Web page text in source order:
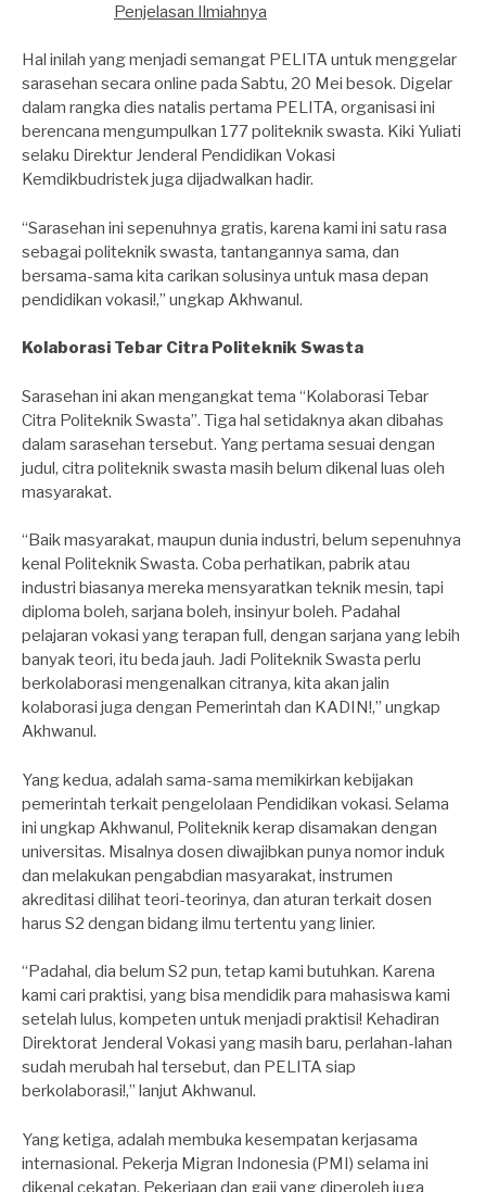
Penjelasan Ilmiahnya
Hal inilah yang menjadi semangat PELITA untuk menggelar
sarasehan secara online pada Sabtu, 20 Mei besok. Digelar
dalam rangka dies natalis pertama PELITA, organisasi ini
berencana mengumpulkan 177 politeknik swasta. Kiki Yuliati
selaku Direktur Jenderal Pendidikan Vokasi
Kemdikbudristek juga dijadwalkan hadir.
“Sarasehan ini sepenuhnya gratis, karena kami ini satu rasa
sebagai politeknik swasta, tantangannya sama, dan
bersama-sama kita carikan solusinya untuk masa depan
pendidikan vokasi!,” ungkap Akhwanul.
Kolaborasi Tebar Citra Politeknik Swasta
Sarasehan ini akan mengangkat tema “Kolaborasi Tebar
Citra Politeknik Swasta”. Tiga hal setidaknya akan dibahas
dalam sarasehan tersebut. Yang pertama sesuai dengan
judul, citra politeknik swasta masih belum dikenal luas oleh
masyarakat.
“Baik masyarakat, maupun dunia industri, belum sepenuhnya
kenal Politeknik Swasta. Coba perhatikan, pabrik atau
industri biasanya mereka mensyaratkan teknik mesin, tapi
diploma boleh, sarjana boleh, insinyur boleh. Padahal
pelajaran vokasi yang terapan full, dengan sarjana yang lebih
banyak teori, itu beda jauh. Jadi Politeknik Swasta perlu
berkolaborasi mengenalkan citranya, kita akan jalin
kolaborasi juga dengan Pemerintah dan KADIN!,” ungkap
Akhwanul.
Yang kedua, adalah sama-sama memikirkan kebijakan
pemerintah terkait pengelolaan Pendidikan vokasi. Selama
ini ungkap Akhwanul, Politeknik kerap disamakan dengan
universitas. Misalnya dosen diwajibkan punya nomor induk
dan melakukan pengabdian masyarakat, instrumen
akreditasi dilihat teori-teorinya, dan aturan terkait dosen
harus S2 dengan bidang ilmu tertentu yang linier.
“Padahal, dia belum S2 pun, tetap kami butuhkan. Karena
kami cari praktisi, yang bisa mendidik para mahasiswa kami
setelah lulus, kompeten untuk menjadi praktisi! Kehadiran
Direktorat Jenderal Vokasi yang masih baru, perlahan-lahan
sudah merubah hal tersebut, dan PELITA siap
berkolaborasi!,” lanjut Akhwanul.
Yang ketiga, adalah membuka kesempatan kerjasama
internasional. Pekerja Migran Indonesia (PMI) selama ini
dikenal cekatan. Pekerjaan dan gaji yang diperoleh juga